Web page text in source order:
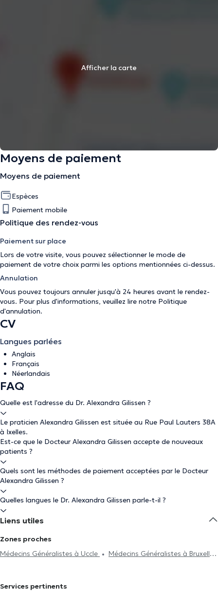
Afficher la carte
Moyens de paiement
Moyens de paiement
Espèces
Paiement mobile
Politique des rendez-vous
Paiement sur place
Lors de votre visite, vous pouvez sélectionner le mode de
paiement de votre choix parmi les options mentionnées ci-dessus.
Annulation
Vous pouvez toujours annuler jusqu'à 24 heures avant le rendez-
vous. Pour plus d'informations, veuillez lire notre Politique
d'annulation.
CV
Langues parlées
Anglais
Français
Néerlandais
FAQ
Quelle est l'adresse du Dr. Alexandra Gilissen ?
Le praticien Alexandra Gilissen est située au Rue Paul Lauters 38A
à Ixelles.
Est-ce que le Docteur Alexandra Gilissen accepte de nouveaux
patients ?
Quels sont les méthodes de paiement acceptées par le Docteur
Alexandra Gilissen ?
Quelles langues le Dr. Alexandra Gilissen parle-t-il ?
Liens utiles
Zones proches
Médecins Généralistes à Uccle
Médecins Généralistes à Bruxelles
Services pertinents